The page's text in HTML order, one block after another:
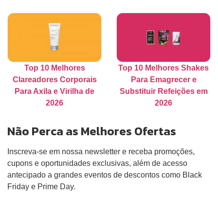
Top 10 Melhores
Clareadores Corporais
Para Axila e Virilha de
2026
Top 10 Melhores Shakes
Para Emagrecer e
Substituir Refeições em
2026
Não Perca as Melhores Ofertas
Inscreva-se em nossa newsletter e receba promoções,
cupons e oportunidades exclusivas, além de acesso
antecipado a grandes eventos de descontos como Black
Friday e Prime Day.